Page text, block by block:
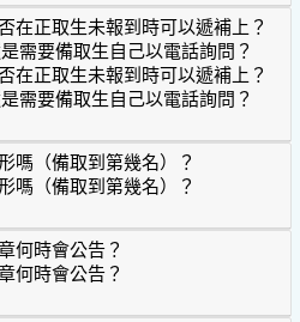
在正取生未報到時可以遞補上？
需要備取生自己以電話詢問？
在正取生未報到時可以遞補上？
需要備取生自己以電話詢問？
是否在正取生未報到時可以遞補上
嗎（備取到第幾名）？
嗎（備取到第幾名）？
形嗎（備取到第幾名）？
何時會公告？
何時會公告？
章何時會公告？